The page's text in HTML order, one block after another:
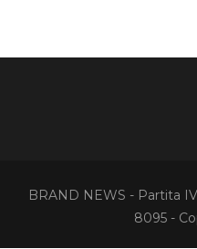
BRAND NEWS - Partita
8095 -